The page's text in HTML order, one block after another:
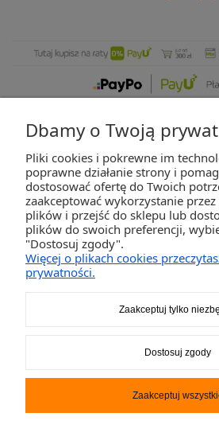
ZAKUPY
POMOC
2K-Invest Sp. j. Ul. Św. Wojciecha 60, 41-922
Dbamy o Twoją
Pliki cookies i pokrewne im
poprawne działanie strony i
dostosować ofertę do Twoich
zaakceptować wykorzystanie
plików i przejść do sklepu lub
plików do swoich preferencji,
"Dostosuj zgody".
Więcej o plikach cookies
prywatności.
Zaakceptuj tylko
Dostosuj zgody
Zaakceptuj